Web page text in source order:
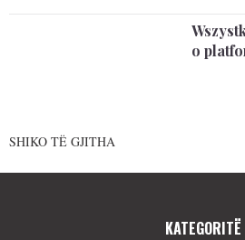
o
SHIKO TË GJITHA
KATEGORITË